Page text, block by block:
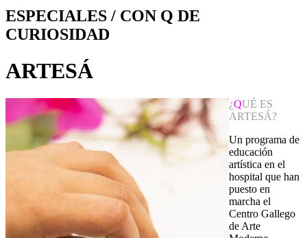
ESPECIALES / CON Q DE
CURIOSIDAD
ARTESÁ
¿QUÉ ES
ARTESÁ?
Un programa de
educación
artística en el
hospital que han
puesto en
marcha el
Centro Gallego
de Arte